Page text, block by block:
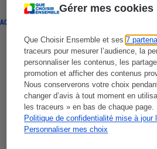
Gérer mes cookies
Que Choisir Ensemble et ses7
traceurs pour mesurer l’audience, la
personnaliser les contenus, les
promotion et afficher des contenus
Nous conserverons votre choix
changer d’avis à tout moment en
les traceurs » en bas de chaque page.
Politique de confidentialité mise à jour
Personnaliser mes choix
ACTUALITÉ